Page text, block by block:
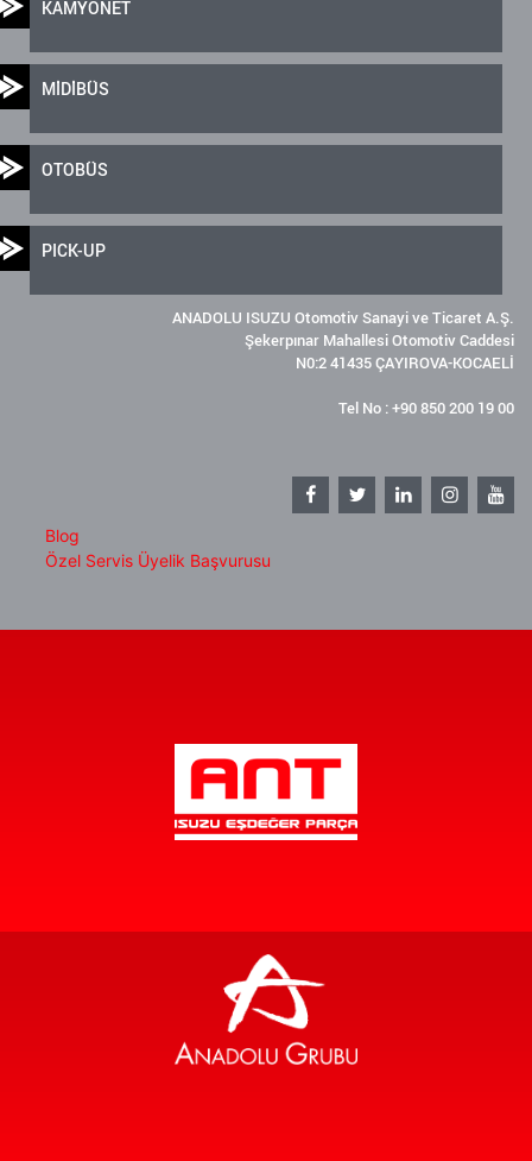
KAMYONET
MİDİBÜS
OTOBÜS
PICK-UP
ANADOLU ISUZU Otomotiv Sanayi ve Ticaret A.Ş.
Şekerpınar Mahallesi Otomotiv Caddesi
N0:2 41435 ÇAYIROVA-KOCAELİ
Tel No : +90 850 200 19 00
Blog
Özel Servis Üyelik Başvurusu